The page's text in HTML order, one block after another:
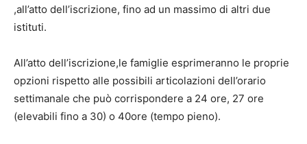
,all’atto dell’iscrizione, fino ad un massimo di altri due
istituti.
All’atto dell’iscrizione,le famiglie esprimeranno le proprie
opzioni rispetto alle possibili articolazioni dell’orario
settimanale che può corrispondere a 24 ore, 27 ore
(elevabili fino a 30) o 40ore (tempo pieno).